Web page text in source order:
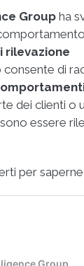
Group ha
rilevazione
consente di
dei clienti o
essere
per saperne